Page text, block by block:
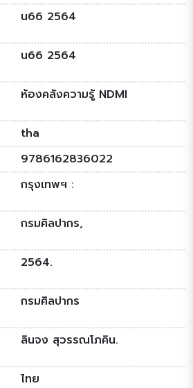
น66 2564
น66 2564
ห้องคลังความรู้ NDMI
tha
9786162836022
กรุงเทพฯ :
กรมศิลปากร,
2564.
กรมศิลปากร
ลินจง สุวรรณโภคิน.
ไทย